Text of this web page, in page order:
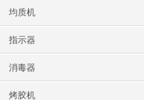
均质机
指示器
消毒器
烤胶机